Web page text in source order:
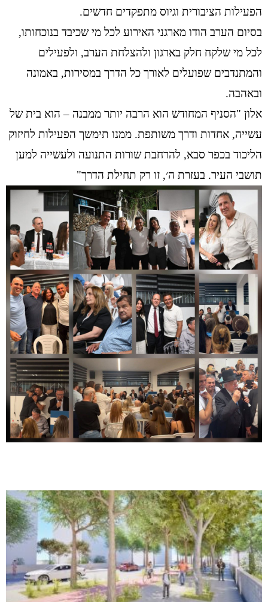
הפעילות הציבורית וגיוס מתפקדים חדשים.
בסיום הערב הודו מארגני האירוע לכל מי שכיבד בנוכחותו,
לכל מי שלקח חלק בארגון ולהצלחת הערב, ולפעילים
והמתנדבים שפועלים לאורך כל הדרך במסירות, באמונה
ובאהבה.
אלון "הסניף המחודש הוא הרבה יותר ממבנה – הוא בית של
עשייה, אחדות ודרך משותפת. ממנו תימשך הפעילות לחיזוק
הליכוד בכפר סבא, להרחבת שורות התנועה ולעשייה למען
תושבי העיר. בעזרת ה׳, זו רק תחילת הדרך"